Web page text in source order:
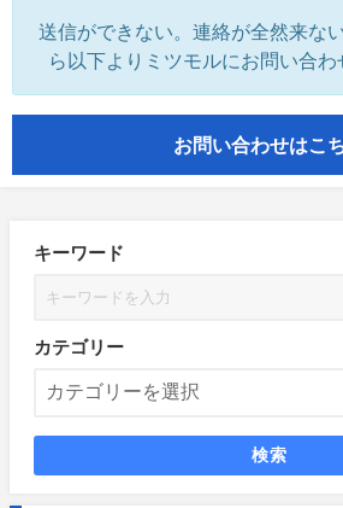
送信ができない。連絡が全然来な
ら以下よりミツモルにお問い合わ
お問い合わせはこ
キーワード
カテゴリー
検索